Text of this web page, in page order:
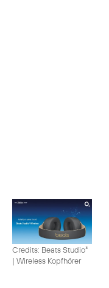
Credits: Beats Studio³
| Wireless Kopfhörer